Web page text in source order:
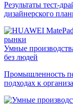
Результаты тест-
дизайнерского
рынки
Умные
без людей
Промышленность
подходах к